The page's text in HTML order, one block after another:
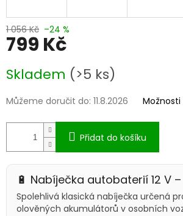
1 056 Kč –24 %
799 Kč
cena:
Skladem (>5 ks)
Můžeme doručit do: 11.8.2026
Přidat do košíku
🔋 Nabíječka autobaterií 12 V
Spolehlivá klasická nabíječka určená
olověných akumulátorů v osobních